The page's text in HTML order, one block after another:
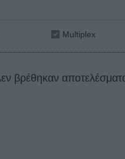
Multiplex
βρέθηκαν